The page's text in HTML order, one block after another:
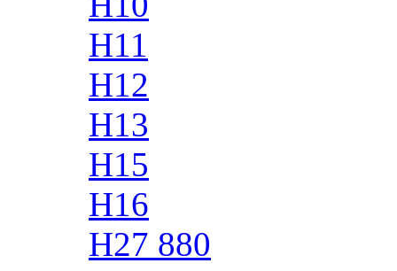
H11
H12
H13
H15
H16
H27 880